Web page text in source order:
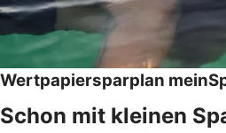
Wertpapiersparplan
Schon mit kleinen